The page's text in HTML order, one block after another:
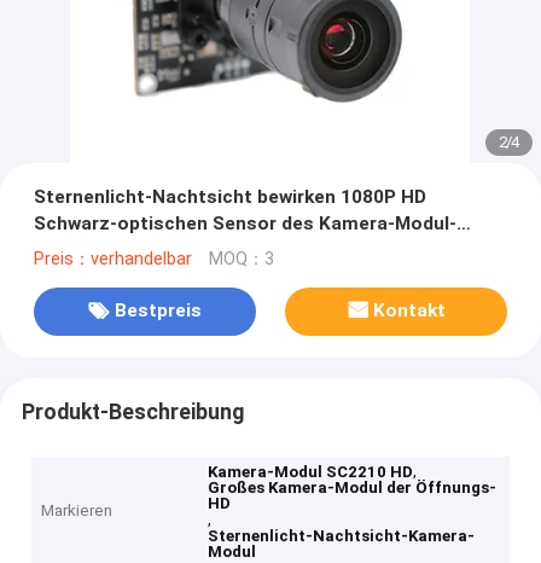
2/4
Sternenlicht-Nachtsicht bewirken 1080P HD
Schwarz-optischen Sensor des Kamera-Modul-
SC2210
Preis：verhandelbar MOQ：3
Bestpreis Kontakt
Produkt-Beschreibung
Markieren
Kamera-Modul SC2210 HD,
Großes Kamera-Modul der Öffnungs-
HD
,
Sternenlicht-Nachtsicht-Kamera-
Modul